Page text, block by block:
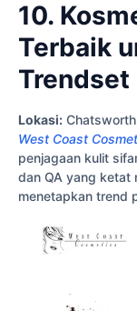
10.
Terbaik
Trendset
Lokasi:
West Coast
penjagaan kulit
dan QA yang ketat
menetapkan trend